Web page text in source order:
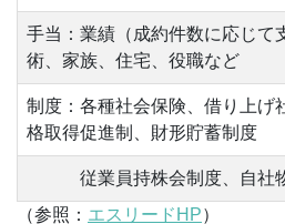
手当：業績（成約件数に応じて
術、家族、住宅、役職など
制度：各種社会保険、借り上げ
格取得促進制、財形貯蓄制度
従業員持株会制度、自社物
（参照： エスリードHP）